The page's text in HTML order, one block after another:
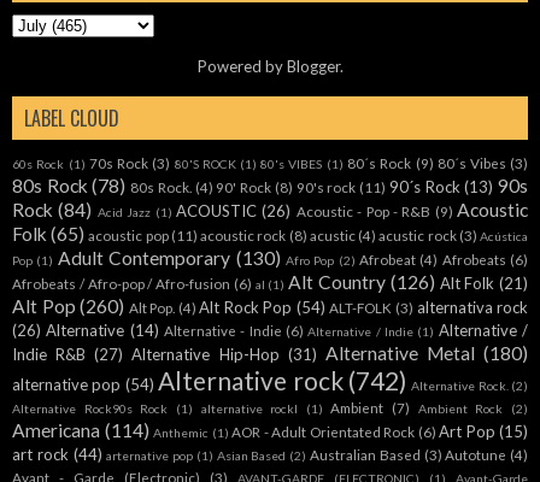
Powered byBlogger.
LABEL CLOUD
60s Rock (1) 70s Rock (3) 80'S ROCK (1) 80's VIBES (1) 80´s Rock (9) 80´s Vibes (3)
80s Rock (78) 80s Rock. (4) 90' Rock (8) 90's rock (11) 90´s Rock (13) 90s
Rock (84) Acid Jazz (1) ACOUSTIC (26) Acoustic - Pop - R&B (9) Acoustic
Folk (65) acoustic pop (11) acoustic rock (8) acustic (4) acustic rock (3) Acústica
Pop (1) Adult Contemporary (130) Afro Pop (2) Afrobeat (4) Afrobeats (6)
Afrobeats / Afro-pop / Afro-fusion (6) al (1) Alt Country (126) Alt Folk (21)
Alt Pop (260) Alt Pop. (4) Alt Rock Pop (54) ALT-FOLK (3) alternativa rock
(26) Alternative (14) Alternative - Indie (6) Alternative / Indie (1) Alternative /
Indie R&B (27) Alternative Hip-Hop (31) Alternative Metal (180)
alternative pop (54) Alternative rock (742) Alternative Rock. (2)
Alternative Rock90s Rock
(1) alternative rockl (1) Ambient (7) Ambient Rock (2)
Americana (114) Anthemic (1) AOR - Adult Orientated Rock (6) Art Pop (15)
art rock (44) arternative pop (1) Asian Based (2) Australian Based (3) Autotune (4)
Avant - Garde (Electronic)
(3) AVANT-GARDE (ELECTRONIC) (1)
Avant-Garde